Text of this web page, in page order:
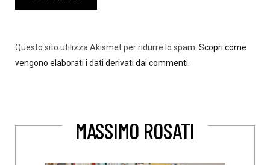
Questo sito utilizza Akismet per ridurre lo spam. Scopri come
vengono elaborati i dati derivati dai commenti.
MASSIMO ROSATI